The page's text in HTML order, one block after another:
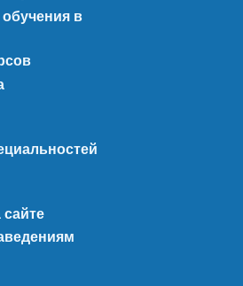
в